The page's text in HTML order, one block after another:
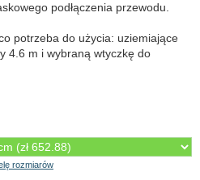
podłączenia przewodu.
potrzeba do użycia: uziemiające
4.6 m i wybraną wtyczkę do
rozmiarów